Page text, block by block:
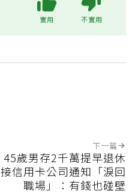
實用 不實用
下一篇
45歲男存2千萬提早退休
接信用卡公司通知「淚回
職場」：有錢也碰壁